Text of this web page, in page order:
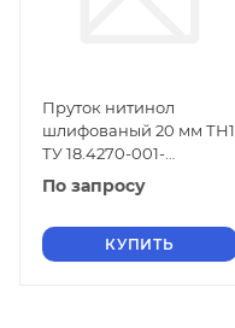
Пруток нитинол
шлифованый 20 мм ТН1
ТУ 18.4270-001-
16980791-2013
По запросу
КУПИТЬ